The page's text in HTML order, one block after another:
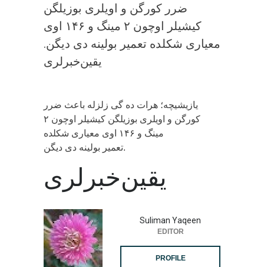
ضرر کورگن و اویلری بوزیلگن
کیشیلر اوچون ۲ مینگ و ۱۴۶ اوی
معیاری شکلده تعمیر بولینه دی دیگن.
یقین‌خبرلری
یازیشیچه؛ هرات ده گی زلزله باعث ضرر
کورگن و اویلری بوزیلگن کیشیلر اوچون ۲
مینگ و ۱۴۶ اوی معیاری شکلده
تعمیر بولینه دی دیگن.
یقین‌خبرلری
Suliman Yaqeen
EDITOR
PROFILE